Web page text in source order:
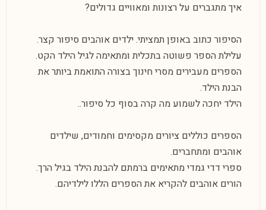
איך מתגברים על רצונות ומאוויים גדולים?
הסיפור כתוב באופן תמציתי. ילדים אוהבים סיפור קצר.
עלילת הספר פשוטה בתכלית ומתאימה לגיל הילד הקט.
הספרים מעבירים מסרי חינוך בצורה התואמת ביותר את
הבנת הילד.
הילד יחכה לשמוע מה קרה בסוף כל סיפור..
הספרים כוללים ציורים מקסימים וחמודים, שילדים
אוהבים ומתחברים.
ספרי דדי גמדי מתאימים ברמתם להבנת הילד בגיל הרך.
הורים אוהבים להקריא את הספרים הללו לילדיהם.